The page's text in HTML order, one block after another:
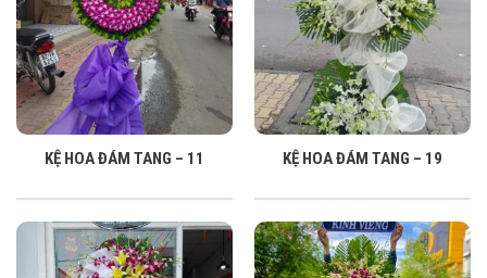
KỆ HOA ĐÁM TANG – 11 KỆ HOA ĐÁM TANG – 19